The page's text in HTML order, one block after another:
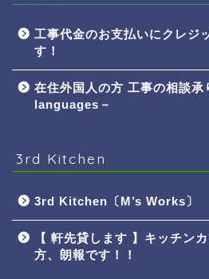
工事代金のお支払いにクレジ
す！
在住外国人の方 工事の相談
languages－
3rd Kitchen
3rd Kitchen〔M’s Works〕
【 軒先貸します 】キッチン
方、朗報です！！